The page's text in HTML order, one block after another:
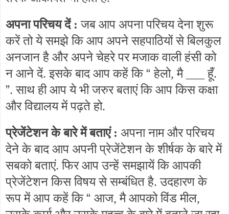
अपना परिचय दें : जब आप अपना परिचय देना शुरू
करें तो ये समझे कि आप अपने सहपाठियों से बिलकुल
अनजान है और अपने चेहरे पर मजाक वाली हंसी को
न आने दें. इसके बाद आप कहें कि“हेलो, मै ___ हूँ.
”. साथ ही आप ये भी जरुर बताएं कि आप किस कक्षा
और विद्यालय में पढ़ते हो.
प्रेजेंटेशन के बारे में बताएं : अपना नाम और परिचय
देने के बाद आप अपनी प्रेजेंटेशन के शीर्षक के बारे में
सबको बताएं. फिर आप उन्हें समझायें कि आपकी
प्रेजेंटेशन किस विषय से सम्बंधित है. उदहारण के
रूप में आप कहें कि“ आज, मै आपको विंड मील,